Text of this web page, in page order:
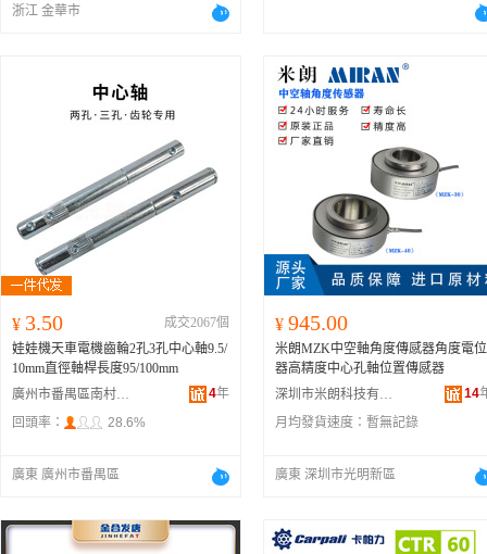
浙江 金華市
¥ 3.50
成交2067個
娃娃機天車電機齒輪2孔3孔中心軸9.5/
10mm直徑軸桿長度95/100mm
廣州市番禺區南村漫立芳電子產品經營部
4年
回頭率：
28.6%
廣東 廣州市番禺區
¥ 945.00
米朗MZK中空軸角度傳感器角度電位
器高精度中心孔軸位置傳感器
深圳市米朗科技有限公司
14
月均發貨速度： 暫無記錄
廣東 深圳市光明新區